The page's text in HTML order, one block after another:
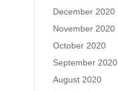
December 2020
November 2020
October 2020
September 2020
August 2020